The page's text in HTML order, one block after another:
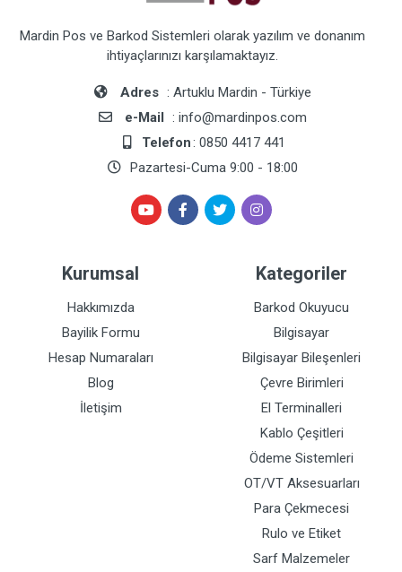
Mardin Pos ve Barkod Sistemleri olarak yazılım ve donanım
ihtiyaçlarınızı karşılamaktayız.
Adres : Artuklu Mardin - Türkiye
e-Mail : info@mardinpos.com
Telefon: 0850 4417 441
Pazartesi-Cuma 9:00 - 18:00
Kurumsal
Hakkımızda
Bayilik Formu
Hesap Numaraları
Blog
İletişim
Kategoriler
Barkod Okuyucu
Bilgisayar
Bilgisayar Bileşenleri
Çevre Birimleri
El Terminalleri
Kablo Çeşitleri
Ödeme Sistemleri
OT/VT Aksesuarları
Para Çekmecesi
Rulo ve Etiket
Sarf Malzemeler